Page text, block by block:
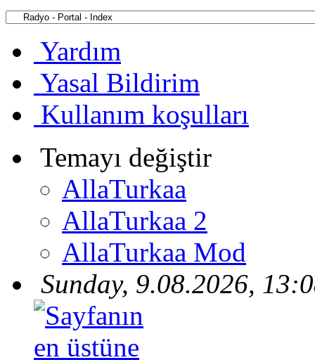
Yardım
Yasal Bildirim
Kullanım koşulları
Temayı değiştir
AllaTurkaa
AllaTurkaa 2
AllaTurkaa Mod
Sunday, 9.08.2026,